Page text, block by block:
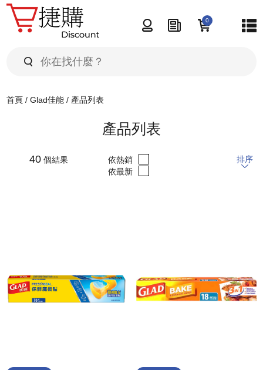
產品展示
品牌選擇
熱門推介
0
首頁 / Glad佳能 / 產品列表
產品列表
40 個結果
依熱銷
依最新
排序